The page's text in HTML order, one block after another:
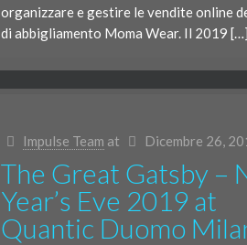
organizzare e gestire le vendite online
di abbigliamento Moma Wear. Il 2019 […]
Impulse Team at Dicembre 26,
The Great Gatsby –
Year’s Eve 2019 at
Quantic Duomo